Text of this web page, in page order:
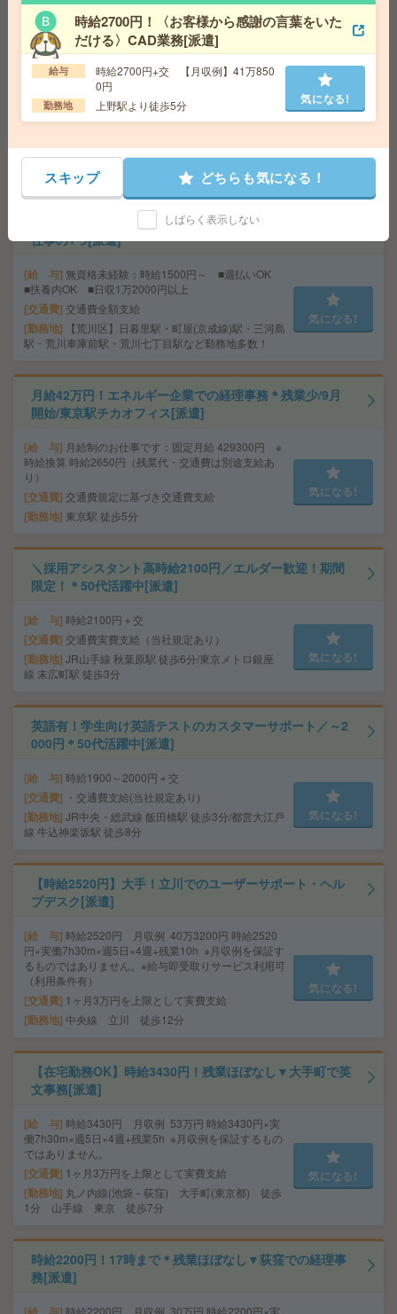
交通費 通勤交通費支給(規定あり)
勤務地 JR山手線 大崎駅 徒歩3分
気になる!
座り仕事！給与即払いOK！高時給！土日休み！マスキン
グ業務[派遣]
交通費 交通費支給有り
勤務地 藤沢本町駅～徒歩14分
気になる!
【オープニング募集】おばあちゃんのお散歩付き添いも
仕事の1つ[派遣]
給 与 無資格未経験：時給1500円～ ■週払いOK
■扶養内OK ■日収1万2000円以上
交通費 交通費全額支給
勤務地
【荒川区】日暮里駅・町屋(京成線)駅・三河島
駅・荒川車庫前駅・荒川七丁目駅など勤務地多数！
気になる!
月給42万円！エネルギー企業での経理事務＊残業少/9月
開始/東京駅チカオフィス[派遣]
給 与 月給制のお仕事です：固定月給 429300円 ※
時給換算 時給2650円（残業代・交通費は別途支給あ
り）
交通費 交通費規定に基づき交通費支給
勤務地 東京駅 徒歩5分
気になる!
＼採用アシスタント高時給2100円／エルダー歓迎！期間
限定！＊50代活躍中[派遣]
給 与 時給2100円＋交
交通費 交通費実費支給（当社規定あり）
勤務地 JR山手線 秋葉原駅 徒歩6分/東京メトロ銀座
線 末広町駅 徒歩3分
気になる!
英語有！学生向け英語テストのカスタマーサポート／～2
000円＊50代活躍中[派遣]
給 与 時給1900～2000円＋交
交通費 ・交通費支給(当社規定あり)
勤務地 JR中央・総武線 飯田橋駅 徒歩3分/都営大江戸
線 牛込神楽坂駅 徒歩8分
気になる!
【時給2520円】大手！立川でのユーザーサポート・ヘル
プデスク[派遣]
給 与 時給2520円 月収例 40万3200円 時給2520
円×実働7h30m×週5日×4週+残業10h ※月収例を保証す
るものではありません。※給与即受取りサービス利用可
（利用条件有）
交通費 1ヶ月3万円を上限として実費支給
勤務地 中央線 立川 徒歩12分
気になる!
【在宅勤務OK】時給3430円！残業ほぼなし▼大手町で英
文事務[派遣]
給 与 時給3430円 月収例 53万円 時給3430円×実
働7h30m×週5日×4週+残業5h ※月収例を保証するもの
ではありません。
交通費 1ヶ月3万円を上限として実費支給
勤務地 丸ノ内線(池袋－荻窪) 大手町(東京都) 徒歩
1分 山手線 東京 徒歩7分
気になる!
時給2200円！17時まで＊残業ほぼなし▼荻窪での経理事
務[派遣]
時給2700円！〈お客様から感謝の言葉をいた
だける〉CAD業務[派遣]
給与
時給2700円+交 【月収例】41万850
0円
勤務地 上野駅より徒歩5分 気になる!
スキップ どちらも気になる！
しばらく表示しない